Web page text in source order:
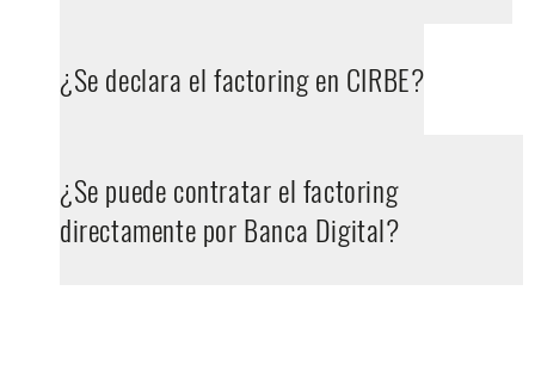
¿Se declara el factoring en CIRBE?
¿Se puede contratar el factoring
directamente por Banca Digital?